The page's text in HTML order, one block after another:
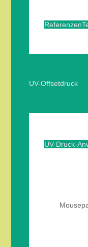
Referenzen
UV-Offsetdruck
UV-Druck-